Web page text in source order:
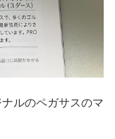
ルのペガサスのマ